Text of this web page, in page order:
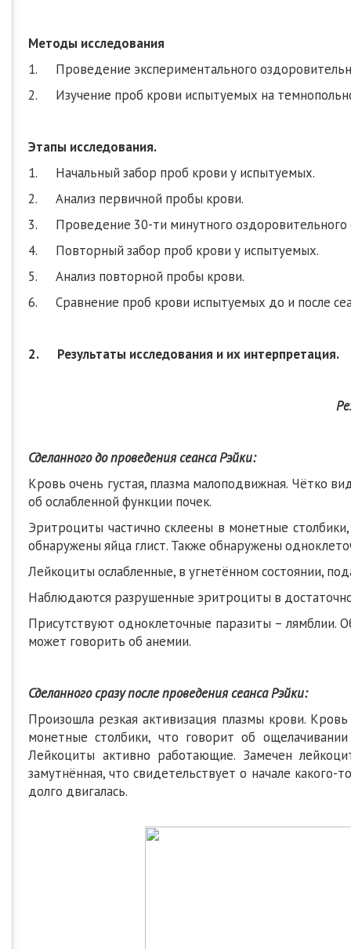
Методы исследования
1. Проведение экспериментального
2. Изучение проб крови испытуемых на
Этапы исследования.
1. Начальный забор проб крови у испытуемых.
2. Анализ первичной пробы крови.
3. Проведение 30-ти минутного оздоровительного
4. Повторный забор проб крови у испытуемых.
5. Анализ повторной пробы крови.
6. Сравнение проб крови испытуемых до и после
2. Результаты исследования и их интерпретация.
Сделанного до проведения сеанса Рэйки:
Кровь очень густая, плазма малоподвижная. Чётко
об ослабленной функции почек.
Эритроциты частично склеены в монетные
обнаружены яйца глист. Также обнаружены
Лейкоциты ослабленные, в угнетённом состоянии,
Наблюдаются разрушенные эритроциты в
Присутствуют одноклеточные паразиты – лямблии.
может говорить об анемии.
Сделанного сразу после проведения сеанса Рэйки:
Произошла резкая активизация плазмы крови.
монетные столбики, что говорит об
Лейкоциты активно работающие. Замечен
замутнённая, что свидетельствует о начале
долго двигалась.